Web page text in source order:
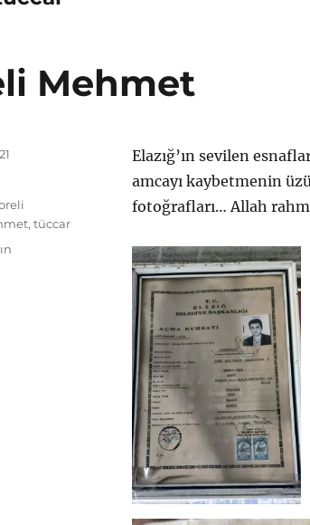
Mehmet
Elazığ’ın sevilen
amcayı kaybetmenin
fotoğrafları… Allah
,tüccar